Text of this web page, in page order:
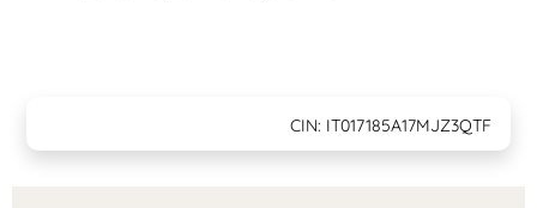
CIN: IT017185A17MJZ3QTF